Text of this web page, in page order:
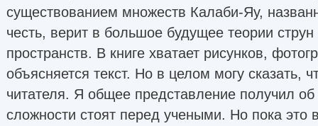
существованием множеств Калаби-Яу,
честь, верит в большое будущее теории
пространств. В книге хватает рисунков,
объясняется текст. Но в целом могу сказать,
читателя. Я общее представление получил об
сложности стоят перед учеными. Но пока это